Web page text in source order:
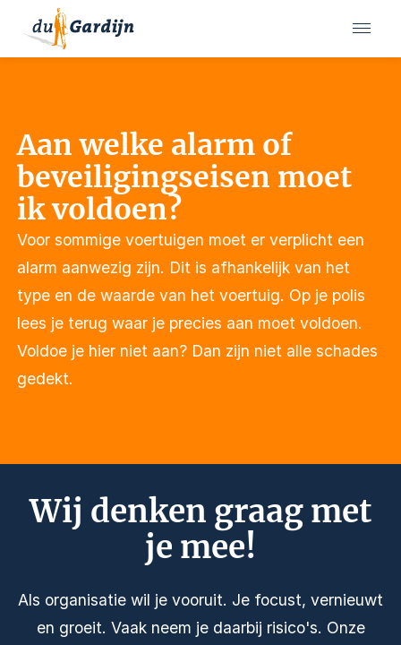
Aan welke alarm of
beveiligingseisen moet
ik voldoen?
Voor sommige voertuigen moet er verplicht een
alarm aanwezig zijn. Dit is afhankelijk van het
type en de waarde van het voertuig. Op je polis
lees je terug waar je precies aan moet voldoen.
Voldoe je hier niet aan? Dan zijn niet alle schades
gedekt.
Wij denken graag met
je mee!
Als organisatie wil je vooruit. Je focust, vernieuwt
en groeit. Vaak neem je daarbij risico's. Onze